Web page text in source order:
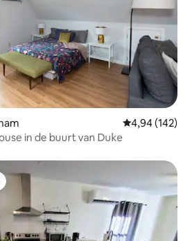
Gemiddelde
4,94 (142)
in de buurt van Duke